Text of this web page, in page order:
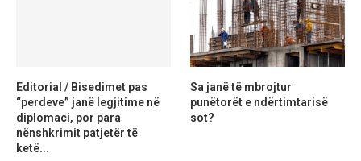
Editorial / Bisedimet pas
“perdeve” janë legjitime në
diplomaci, por para
nënshkrimit patjetër të
ketë...
Sa janë të mbrojtur
punëtorët e ndërtimtarisë
sot?